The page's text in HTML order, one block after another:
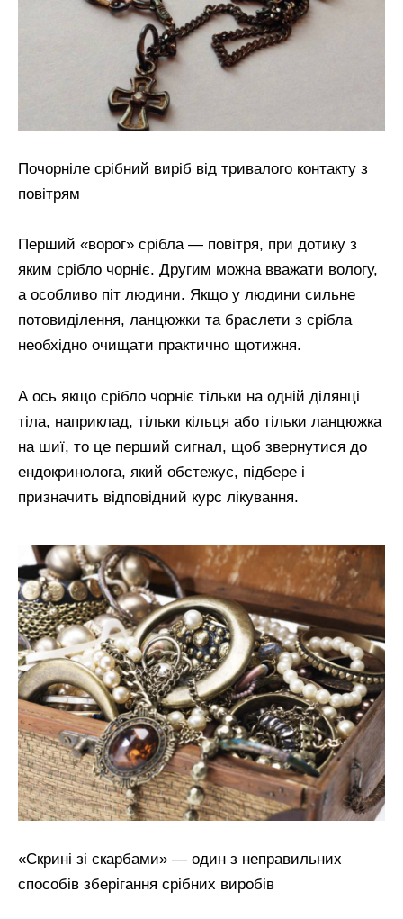
Почорніле срібний виріб від тривалого контакту з
повітрям
Перший «ворог» срібла — повітря, при дотику з
яким срібло чорніє. Другим можна вважати вологу,
а особливо піт людини. Якщо у людини сильне
потовиділення, ланцюжки та браслети з срібла
необхідно очищати практично щотижня.
А ось якщо срібло чорніє тільки на одній ділянці
тіла, наприклад, тільки кільця або тільки ланцюжка
на шиї, то це перший сигнал, щоб звернутися до
ендокринолога, який обстежує, підбере і
призначить відповідний курс лікування.
«Скрині зі скарбами» — один з неправильних
способів зберігання срібних виробів